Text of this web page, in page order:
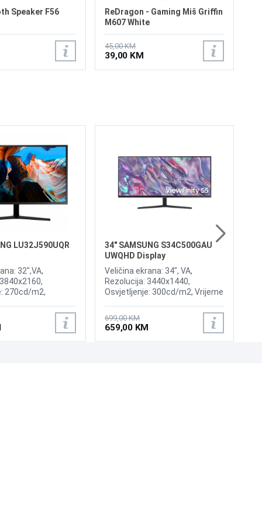
Speaker F56
ReDragon - Gaming Miš Griffin
M607 White
45,00 KM
39,00 KM
LU32J590UQR
32",VA,
270cd/m2,
FreeSync, Vrijeme
Priključci: 2xHDMI,
34" SAMSUNG S34C500GAU
UWQHD Display
Veličina ekrana: 34", VA,
Rezolucija: 3440x1440,
Osvjetljenje: 300cd/m2, Vrijeme
100Hz,AMD FreeSync, Priključci:
2xHDMI 2.0, DisplayPort
699,00 KM
659,00 KM